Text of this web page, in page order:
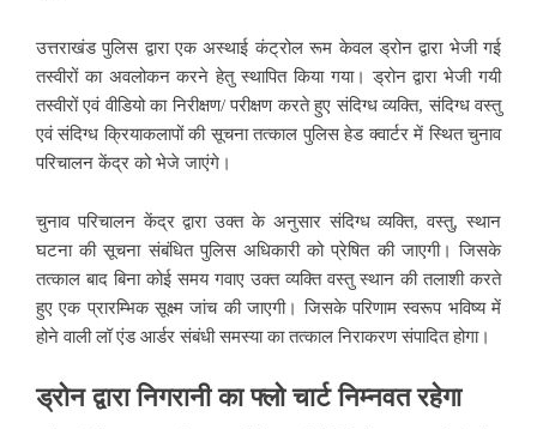
उत्तराखंड पुलिस द्वारा एक अस्थाई कंट्रोल रूम केवल ड्रोन द्वारा भेजी गई
तस्वीरों का अवलोकन करने हेतु स्थापित किया गया। ड्रोन द्वारा भेजी गयी
तस्वीरों एवं वीडियो का निरीक्षण/ परीक्षण करते हुए संदिग्ध व्यक्ति, संदिग्ध वस्तु
एवं संदिग्ध क्रियाकलापों की सूचना तत्काल पुलिस हेड क्वार्टर में स्थित चुनाव
परिचालन केंद्र को भेजे जाएंगे।
चुनाव परिचालन केंद्र द्वारा उक्त के अनुसार संदिग्ध व्यक्ति, वस्तु, स्थान
घटना की सूचना संबंधित पुलिस अधिकारी को प्रेषित की जाएगी। जिसके
तत्काल बाद बिना कोई समय गवाए उक्त व्यक्ति वस्तु स्थान की तलाशी करते
हुए एक प्रारम्भिक सूक्ष्म जांच की जाएगी। जिसके परिणाम स्वरूप भविष्य में
होने वाली लॉ एंड आर्डर संबंधी समस्या का तत्काल निराकरण संपादित होगा।
ड्रोन द्वारा निगरानी का फ्लो चार्ट निम्नवत रहेगा